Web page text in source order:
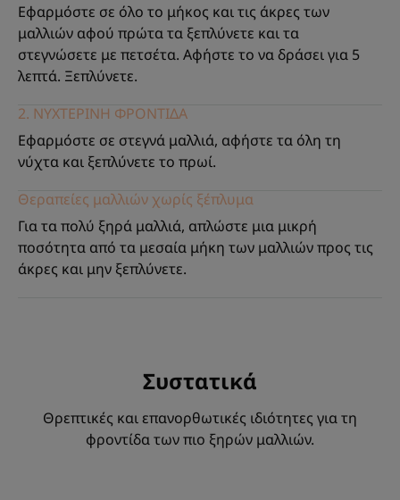
Εφαρμόστε σε όλο το μήκος και τις άκρες των
μαλλιών αφού πρώτα τα ξεπλύνετε και τα
στεγνώσετε με πετσέτα. Αφήστε το να δράσει για 5
λεπτά. Ξεπλύνετε.
2. ΝΥΧΤΕΡΙΝΗ ΦΡΟΝΤΙΔΑ
Εφαρμόστε σε στεγνά μαλλιά, αφήστε τα όλη τη
νύχτα και ξεπλύνετε το πρωί.
Θεραπείες μαλλιών χωρίς ξέπλυμα
Για τα πολύ ξηρά μαλλιά, απλώστε μια μικρή
ποσότητα από τα μεσαία μήκη των μαλλιών προς τις
άκρες και μην ξεπλύνετε.
Συστατικά
Θρεπτικές και επανορθωτικές ιδιότητες για τη
φροντίδα των πιο ξηρών μαλλιών.